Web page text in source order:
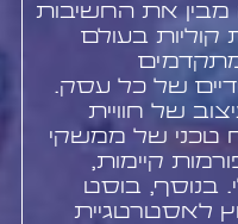
את החשיבות
בעולם
מתקדמים
של כל עסק.
של חוויית
טכני של ממשקי
קיימות,
בנוסף, בוסט
לאסטרטגיית